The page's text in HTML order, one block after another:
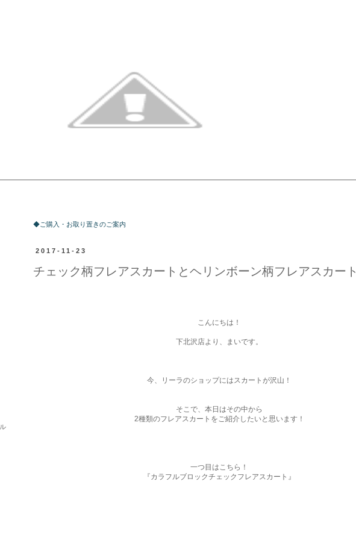
◆ご購入・お取り置きのご案内
2017-11-23
チェック柄フレアスカートとヘリンボーン柄フレアスカート
こんにちは！
下北沢店より、まいです。
今、リーラのショップにはスカートが沢山！
そこで、本日はその中から
2種類のフレアスカートをご紹介したいと思います！
一つ目はこちら！
『カラフルブロックチェックフレアスカート』